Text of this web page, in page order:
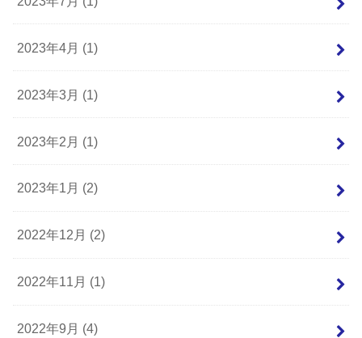
2023年4月 (1)
2023年3月 (1)
2023年2月 (1)
2023年1月 (2)
2022年12月 (2)
2022年11月 (1)
2022年9月 (4)